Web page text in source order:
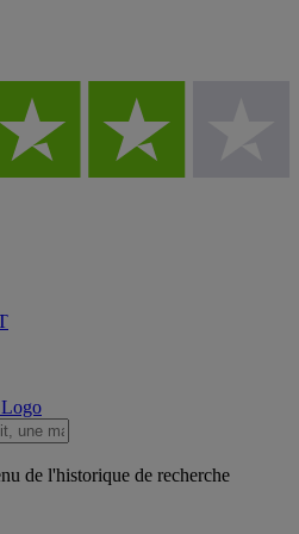
de l'historique de recherche